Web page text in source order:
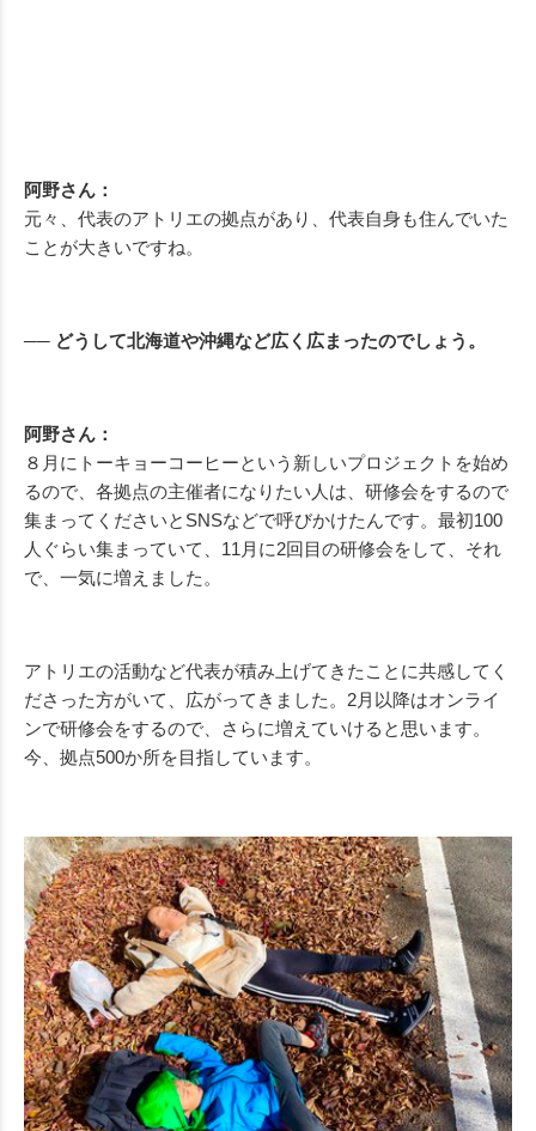
阿野さん：
元々、代表のアトリエの拠点があり、代表自身も住んでいた
ことが大きいですね。
── どうして北海道や沖縄など広く広まったのでしょう。
阿野さん：
８月にトーキョーコーヒーという新しいプロジェクトを始め
るので、各拠点の主催者になりたい人は、研修会をするので
集まってくださいとSNSなどで呼びかけたんです。最初100
人ぐらい集まっていて、11月に2回目の研修会をして、それ
で、一気に増えました。
アトリエの活動など代表が積み上げてきたことに共感してく
ださった方がいて、広がってきました。2月以降はオンライ
ンで研修会をするので、さらに増えていけると思います。
今、拠点500か所を目指しています。